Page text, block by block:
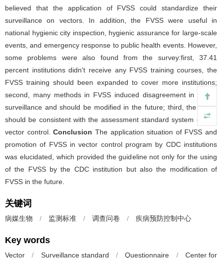
believed that the application of FVSS could standardize their
surveillance on vectors. In addition, the FVSS were useful in
national hygienic city inspection, hygienic assurance for large-scale
events, and emergency response to public health events. However,
some problems were also found from the survey:first, 37.41
percent institutions didn't receive any FVSS training courses, the
FVSS training should been expanded to cover more institutions;
second, many methods in FVSS induced disagreement in vector
surveillance and should be modified in the future; third, the FVSS
should be consistent with the assessment standard system on the
vector control.Conclusion The application situation of FVSS and
promotion of FVSS in vector control program by CDC institutions
was elucidated, which provided the guideline not only for the using
of the FVSS by the CDC institution but also the modification of
FVSS in the future.
关键词
病媒生物 / 监测标准 / 调查问卷 / 疾病预防控制中心
Key words
Vector / Surveillance standard / Questionnaire /
Center for